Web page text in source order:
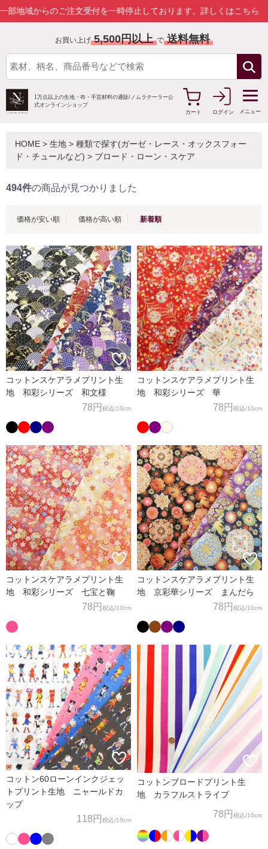
注文受付を一時停止しております。詳しくはこちら
お買い上げ 5,500円以上 で 送料無料
1万点以上の生地・布・手芸材料の通販/ ノムラテーラー公
式オンラインショップ
カート
ログイン メニュー
HOME > 生地 > 種類で探す(ガーゼ・レース・オックスフォー
ド・チュールなど) > ブロード・ローン・スケア
494件の商品が見つかりました
価格が安い順 価格が高い順 新着順
コットンスケアラメプリント生
地 和彩シリーズ 和文様
78円 税込/10cm
コットンスケアラメプリント生
地 和彩シリーズ 華
78円 税込/10cm
コットンスケアラメプリント生
地 和彩シリーズ 七宝と鞠
78円 税込/10cm
コットンスケアラメプリント生
地 京彩華シリーズ まんだら
78円 税込/10cm
コットン60ローンインクジェッ
トプリント生地 ニャールドカ
ップ
118円 税込/10cm
コットンブロードプリント生
地 カラフルストライプ
78円 税込/10cm